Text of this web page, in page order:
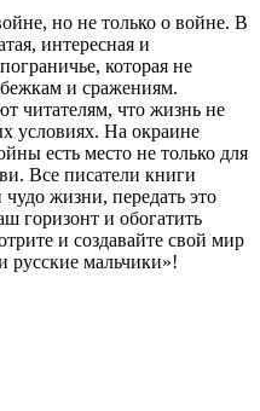
но не только о войне. В
интересная и
которая не
и сражениям.
читателям, что жизнь не
условиях. На окраине
есть место не только для
Все писатели книги
жизни, передать это
горизонт и обогатить
и создавайте свой мир
русские мальчики»!